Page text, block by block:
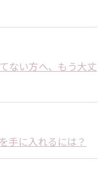
ない方へ、もう大丈
手に入れるには？